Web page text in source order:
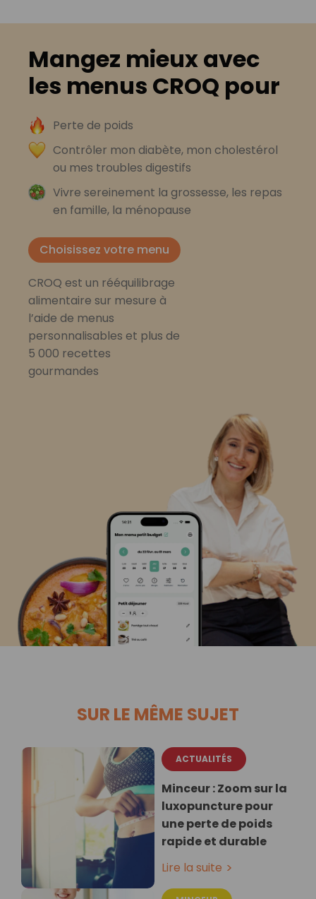
Mangez mieux avec
les menus CROQ pour
Perte de poids
Contrôler mon diabète, mon cholestérol
ou mes troubles digestifs
Vivre sereinement la grossesse, les repas
en famille, la ménopause
Choisissez votre menu
CROQ est un rééquilibrage
alimentaire sur mesure à
l’aide de menus
personnalisables et plus de
5 000 recettes
gourmandes
SUR LE MÊME SUJET
ACTUALITÉS
Minceur : Zoom sur la
luxopuncture pour
une perte de poids
rapide et durable
Lire la suite